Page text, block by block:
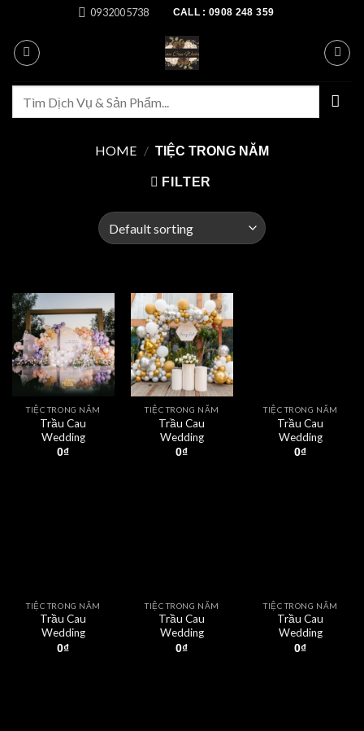
content
0932005738 CALL : 0908 248 359
for:
HOME / TIỆC TRONG NĂM
FILTER
TIỆC TRONG NĂM
Trầu Cau
Wedding
0₫
TIỆC TRONG NĂM
Trầu Cau
Wedding
0₫
TIỆC TRONG NĂM
Trầu Cau
Wedding
0₫
TIỆC TRONG NĂM
Trầu Cau
Wedding
0₫
TIỆC TRONG NĂM
Trầu Cau
Wedding
0₫
TIỆC TRONG NĂM
Trầu Cau
Wedding
0₫